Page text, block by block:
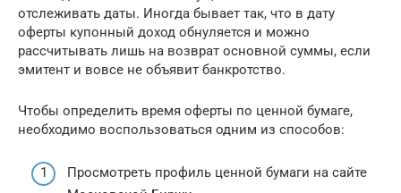
отслеживать даты. Иногда бывает так, что в дату
оферты купонный доход обнуляется и можно
рассчитывать лишь на возврат основной суммы, если
эмитент и вовсе не объявит банкротство.
Чтобы определить время оферты по ценной бумаге,
необходимо воспользоваться одним из способов:
Просмотреть профиль ценной бумаги на сайте